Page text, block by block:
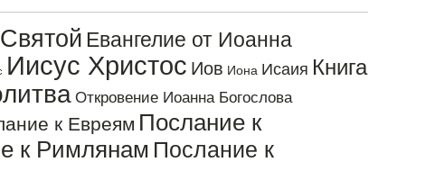
Евангелие от Иоанна
Иисус Христос Иов Иона Исаия Книга
Откровение Иоанна Богослова
к Евреям Послание к
к Римлянам Послание к